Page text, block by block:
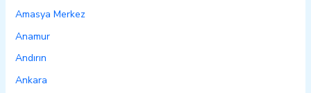
Amasya Merkez
Anamur
Andırın
Ankara